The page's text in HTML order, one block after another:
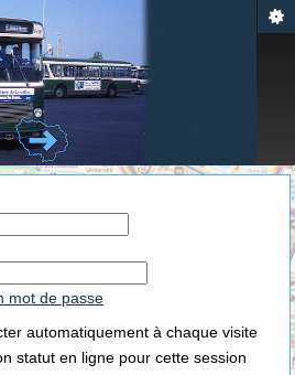
mot de passe
automatiquement à chaque visite
statut en ligne pour cette session